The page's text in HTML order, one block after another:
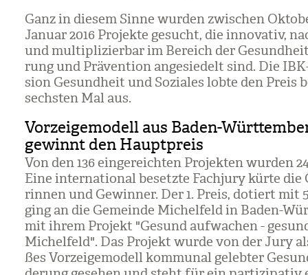
Ganz in die­sem Sinne wur­den zwi­schen
Januar 2016 Pro­jekte gesucht, die inno­va­tiv,
und mul­ti­pli­zier­bar im Bereich der
rung und Prä­ven­tion ange­sie­delt sind. Die
sion Gesund­heit und Sozia­les lobte den Preis
sechs­ten Mal aus.
Vorzeigemodell aus Baden-
gewinnt den Hauptpreis
Von den 136 ein­ge­reich­ten Pro­jek­ten wur­den
Eine inter­na­tio­nal besetzte Fach­jury kürte
rin­nen und Gewin­ner. Der1. Preis, dotiert mit
ging an die Gemeinde Michel­feld in Baden-
mit ihrem Pro­jekt "Gesund auf­wa­chen -
Michel­feld". Das Pro­jekt wurde von der Jury
ßes Vor­zei­ge­mo­dell kom­mu­nal geleb­ter